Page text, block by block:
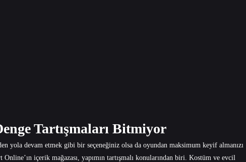
Tartışmaları Bitmiyor
yola devam etmek gibi bir seçeneğiniz olsa da oyundan maksimum keyif almanızı
içerik mağazası, yapımın tartışmalı konularından biri. Kostüm ve evcil